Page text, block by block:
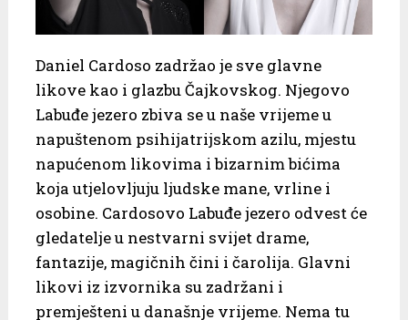
Daniel Cardoso zadržao je sve glavne
likove kao i glazbu Čajkovskog. Njegovo
Labuđe jezero zbiva se u naše vrijeme u
napuštenom psihijatrijskom azilu, mjestu
napućenom likovima i bizarnim bićima
koja utjelovljuju ljudske mane, vrline i
osobine. Cardosovo Labuđe jezero odvest će
gledatelje u nestvarni svijet drame,
fantazije, magičnih čini i čarolija. Glavni
likovi iz izvornika su zadržani i
premješteni u današnje vrijeme. Nema tu